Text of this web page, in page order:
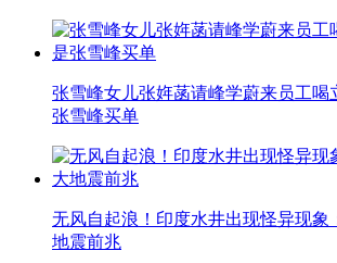
张雪峰女儿张姩菡请峰学蔚来员工喝
张雪峰买单
无风自起浪！印度水井出现怪异现象
地震前兆